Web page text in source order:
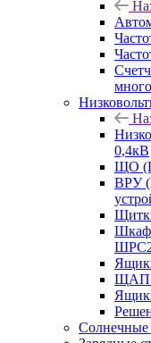
0,4кВ
ЩО
ВРУ
ЩАП
Солнечные